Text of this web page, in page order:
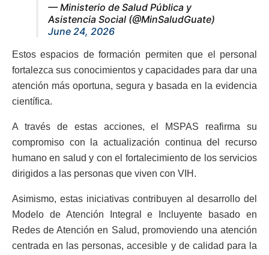
— Ministerio de Salud Pública y
Asistencia Social (@MinSaludGuate)
June 24, 2026
Estos espacios de formación permiten que el personal
fortalezca sus conocimientos y capacidades para dar una
atención más oportuna, segura y basada en la evidencia
científica.
A través de estas acciones, el MSPAS reafirma su
compromiso con la actualización continua del recurso
humano en salud y con el fortalecimiento de los servicios
dirigidos a las personas que viven con VIH.
Asimismo, estas iniciativas contribuyen al desarrollo del
Modelo de Atención Integral e Incluyente basado en
Redes de Atención en Salud, promoviendo una atención
centrada en las personas, accesible y de calidad para la